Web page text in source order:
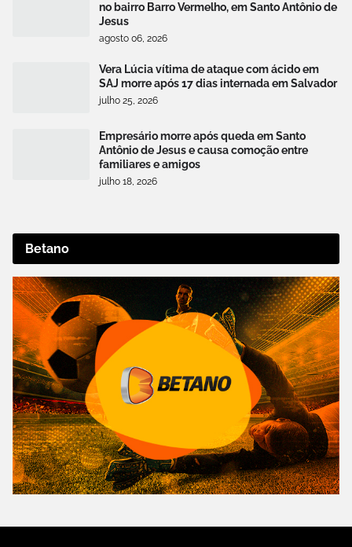
no bairro Barro Vermelho, em Santo Antônio de
Jesus
agosto 06, 2026
Vera Lúcia vítima de ataque com ácido em
SAJ morre após 17 dias internada em Salvador
julho 25, 2026
Empresário morre após queda em Santo
Antônio de Jesus e causa comoção entre
familiares e amigos
julho 18, 2026
Betano